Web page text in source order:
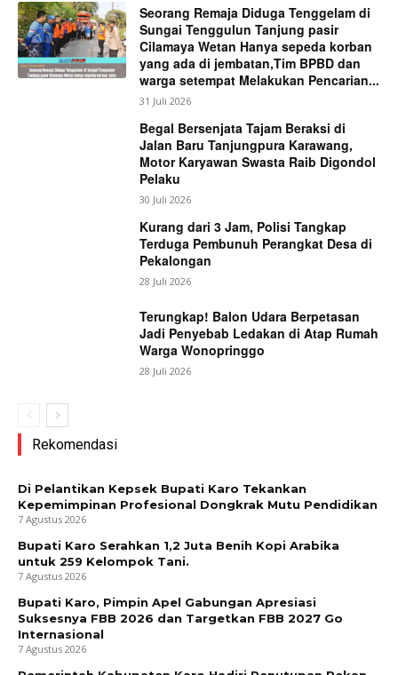
Seorang Remaja Diduga Tenggelam di
Sungai Tenggulun Tanjung pasir
Cilamaya Wetan Hanya sepeda korban
yang ada di jembatan,Tim BPBD dan
warga setempat Melakukan Pencarian...
31 Juli 2026
Begal Bersenjata Tajam Beraksi di
Jalan Baru Tanjungpura Karawang,
Motor Karyawan Swasta Raib Digondol
Pelaku
30 Juli 2026
Kurang dari 3 Jam, Polisi Tangkap
Terduga Pembunuh Perangkat Desa di
Pekalongan
28 Juli 2026
Terungkap! Balon Udara Berpetasan
Jadi Penyebab Ledakan di Atap Rumah
Warga Wonopringgo
28 Juli 2026
Rekomendasi
Di Pelantikan Kepsek Bupati Karo Tekankan
Kepemimpinan Profesional Dongkrak Mutu Pendidikan
7 Agustus 2026
Bupati Karo Serahkan 1,2 Juta Benih Kopi Arabika
untuk 259 Kelompok Tani.
7 Agustus 2026
Bupati Karo, Pimpin Apel Gabungan Apresiasi
Suksesnya FBB 2026 dan Targetkan FBB 2027 Go
Internasional
7 Agustus 2026